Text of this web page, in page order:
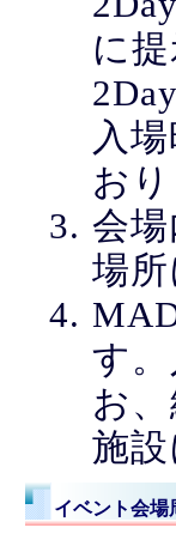
に
入
お
会
場
す
お
施
イベント会場